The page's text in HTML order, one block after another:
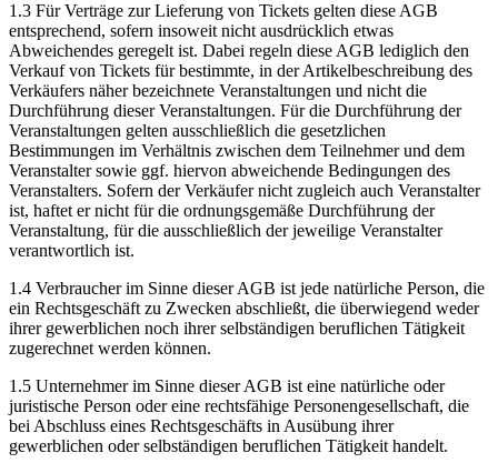
1.3 Für Verträge zur Lieferung von Tickets gelten diese AGB
entsprechend, sofern insoweit nicht ausdrücklich etwas
Abweichendes geregelt ist. Dabei regeln diese AGB lediglich den
Verkauf von Tickets für bestimmte, in der Artikelbeschreibung des
Verkäufers näher bezeichnete Veranstaltungen und nicht die
Durchführung dieser Veranstaltungen. Für die Durchführung der
Veranstaltungen gelten ausschließlich die gesetzlichen
Bestimmungen im Verhältnis zwischen dem Teilnehmer und dem
Veranstalter sowie ggf. hiervon abweichende Bedingungen des
Veranstalters. Sofern der Verkäufer nicht zugleich auch Veranstalter
ist, haftet er nicht für die ordnungsgemäße Durchführung der
Veranstaltung, für die ausschließlich der jeweilige Veranstalter
verantwortlich ist.
1.4 Verbraucher im Sinne dieser AGB ist jede natürliche Person, die
ein Rechtsgeschäft zu Zwecken abschließt, die überwiegend weder
ihrer gewerblichen noch ihrer selbständigen beruflichen Tätigkeit
zugerechnet werden können.
1.5 Unternehmer im Sinne dieser AGB ist eine natürliche oder
juristische Person oder eine rechtsfähige Personengesellschaft, die
bei Abschluss eines Rechtsgeschäfts in Ausübung ihrer
gewerblichen oder selbständigen beruflichen Tätigkeit handelt.